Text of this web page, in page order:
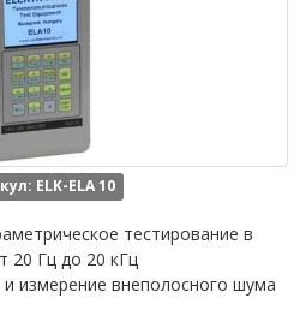
ELK-ELA 10
тестирование в
20 Гц до 20 кГц
и измерение внеполосного шума